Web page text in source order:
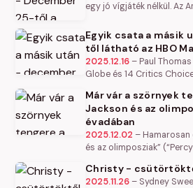
egy jó vígjáték nélkül. Az
Rudd, Steve Zahn egy
Egyik csata a másik
től látható az HBO
2025.12.16 – Paul
Globe és 14 Critics
debütál az HBO Maxon
Már vár a szörnyek
Jackson és az
évadában
2025.12.02 – Hamarosan
és az olimposziak”
a Disney+-ra, amely egy…
Christy -
2025.11.26 – Sydney